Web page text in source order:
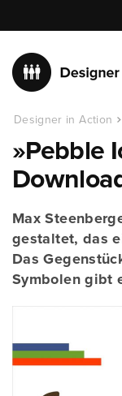
Designer in Action
»Pebble
Max
gestaltet, das
Das
Symbolen gibt